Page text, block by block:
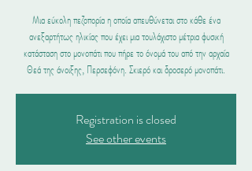
Μια εύκολη πεζοπορία η οποία απευθύνεται στο κάθε ένα
ανεξαρτήτως ηλικίας που έχει μια τουλάχιστο μέτρια φυσική
κατάσταση στο μονοπάτι που πήρε το όνομά του από την αρχαία
Θεά της άνοιξης, Περσεφόνη. Σκιερό και δροσερό μονοπάτι.
Registration is closed
See other events